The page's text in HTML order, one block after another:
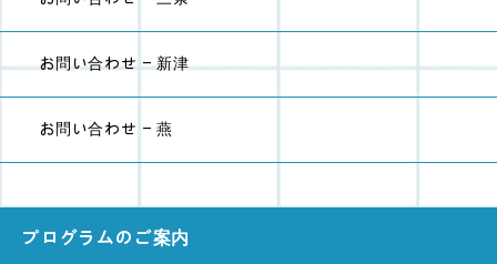
お問い合わせ - 新津
お問い合わせ - 燕
プログラムのご案内